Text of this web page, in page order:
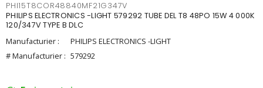
PHI15T8COR48840MF21G347V
PHILIPS ELECTRONICS -LIGHT 579292 TUBE DEL T8 48PO 15W 4 000K
120/347V TYPE B DLC
Manufacturier :
PHILIPS ELECTRONICS -LIGHT
# Manufacturier : 579292